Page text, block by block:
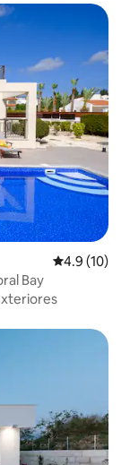
Calificación
4.9 (10)
Bay